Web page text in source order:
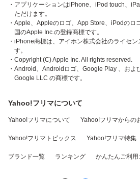
・アプリケーションはiPhone、iPod touch、
ただけます。
・Apple、Appleのロゴ、App Store、iPodのロ
国のApple Inc.の登録商標です。
・iPhone商標は、アイホン株式会社のライセ
す。
・Copyright (C) Apple Inc. All rights reserved.
・Android、Androidロゴ、Google Play 、およ
Google LLC の商標です。
Yahoo!フリマについて
Yahoo!フリマについて Yahoo!フリマからの
Yahoo!フリマトピックス Yahoo!フリマ特集
ブランド一覧 ランキング かんたんご利用